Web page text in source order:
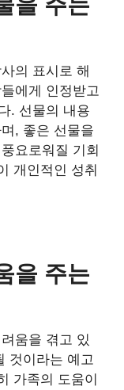
의 표시로 해
에게 인정받고
. 선물의 내용
, 좋은 선물을
요로워질 기회
개인적인 성취
을 주는
움을 겪고 있
것이라는 예고
가족의 도움이